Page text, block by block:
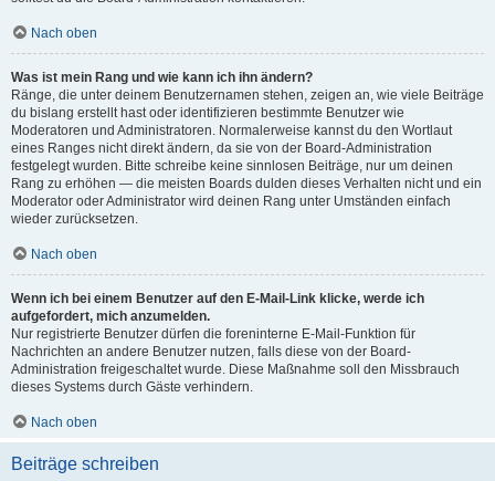
Nach oben
Was ist mein Rang und wie kann ich ihn ändern?
Ränge, die unter deinem Benutzernamen stehen, zeigen an, wie viele Beiträge
du bislang erstellt hast oder identifizieren bestimmte Benutzer wie
Moderatoren und Administratoren. Normalerweise kannst du den Wortlaut
eines Ranges nicht direkt ändern, da sie von der Board-Administration
festgelegt wurden. Bitte schreibe keine sinnlosen Beiträge, nur um deinen
Rang zu erhöhen — die meisten Boards dulden dieses Verhalten nicht und ein
Moderator oder Administrator wird deinen Rang unter Umständen einfach
wieder zurücksetzen.
Nach oben
Wenn ich bei einem Benutzer auf den E-Mail-Link klicke, werde ich
aufgefordert, mich anzumelden.
Nur registrierte Benutzer dürfen die foreninterne E-Mail-Funktion für
Nachrichten an andere Benutzer nutzen, falls diese von der Board-
Administration freigeschaltet wurde. Diese Maßnahme soll den Missbrauch
dieses Systems durch Gäste verhindern.
Nach oben
Beiträge schreiben